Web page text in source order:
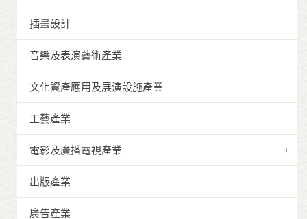
插畫設計
音樂及表演藝術產業
文化資產應用及展演設施產業
工藝產業
電影及廣播電視產業
出版產業
廣告產業